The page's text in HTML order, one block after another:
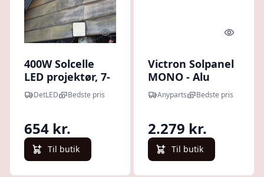
Quick look
400W Solcelle
LED projektør, 7-
i-1 CCT - IP65,
sort, LiFePO4
solpanel og
batteriindikator
DetLED Bedste pris
654 kr.
Til butik
Quick
Victron Solpanel
MONO - Alu
345WP - 1251424
Anyparts Bedste pris
2.279 kr.
Til butik